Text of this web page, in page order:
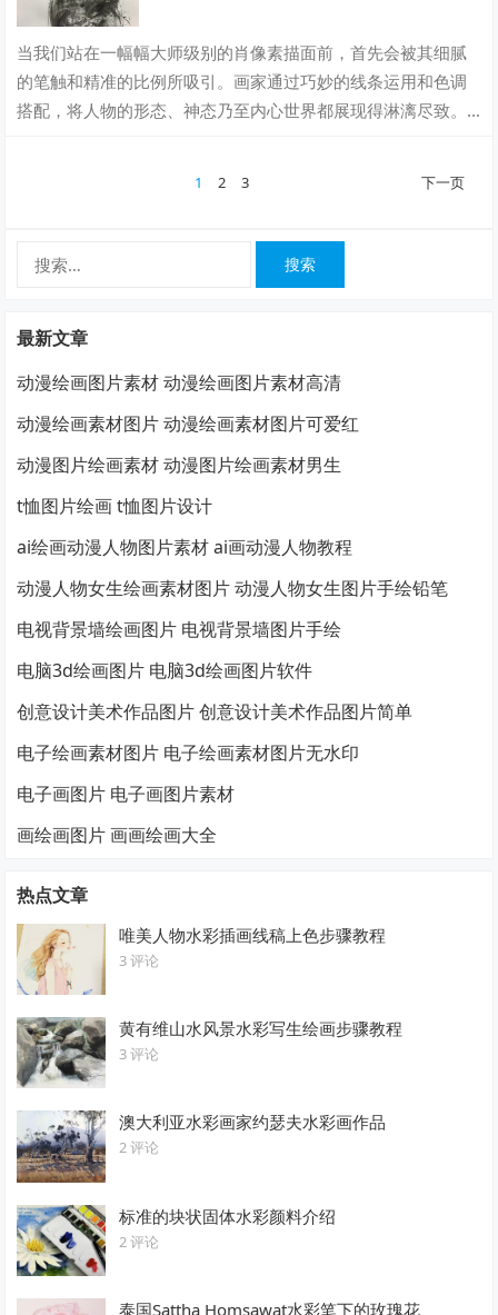
当我们站在一幅幅大师级别的肖像素描面前，首先会被其细腻
的笔触和精准的比例所吸引。画家通过巧妙的线条运用和色调
搭配，将人物的形态、神态乃至内心世界都展现得淋漓尽致。
页
1 2 3 下一页
最新文章
动漫绘画图片素材 动漫绘画图片素材高清
动漫绘画素材图片 动漫绘画素材图片可爱红
动漫图片绘画素材 动漫图片绘画素材男生
t恤图片绘画 t恤图片设计
ai绘画动漫人物图片素材 ai画动漫人物教程
动漫人物女生绘画素材图片 动漫人物女生图片手绘铅笔
电视背景墙绘画图片 电视背景墙图片手绘
电脑3d绘画图片 电脑3d绘画图片软件
创意设计美术作品图片 创意设计美术作品图片简单
电子绘画素材图片 电子绘画素材图片无水印
电子画图片 电子画图片素材
画绘画图片 画画绘画大全
热点文章
唯美人物水彩插画线稿上色步骤教程
3 评论
黄有维山水风景水彩写生绘画步骤教程
3 评论
澳大利亚水彩画家约瑟夫水彩画作品
2 评论
标准的块状固体水彩颜料介绍
2 评论
泰国Sattha Homsawat水彩笔下的玫瑰花